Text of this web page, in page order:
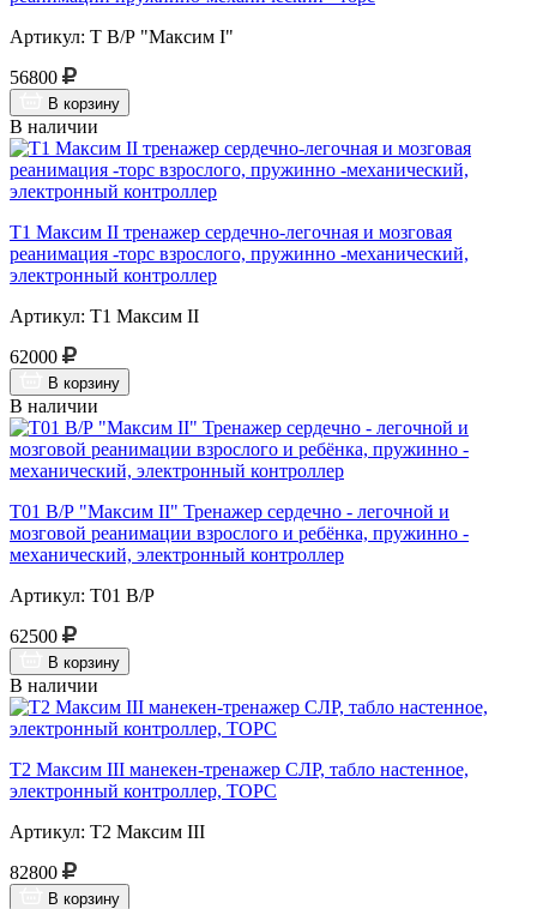
Артикул: Т В/Р "Максим I"
56800
В корзину
В наличии
Т1 Максим II тренажер сердечно-легочная и мозговая
реанимация -торс взрослого, пружинно -механический,
электронный контроллер
Артикул: Т1 Максим II
62000
В корзину
В наличии
Т01 В/Р "Максим II" Тренажер сердечно - легочной и
мозговой реанимации взрослого и ребёнка, пружинно -
механический, электронный контроллер
Артикул: Т01 В/Р
62500
В корзину
В наличии
Т2 Максим III манекен-тренажер СЛР, табло настенное,
электронный контроллер, ТОРС
Артикул: Т2 Максим III
82800
В корзину